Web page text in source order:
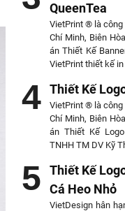
QueenTea
VietPrint ® là công
Chí Minh, Biên
án Thiết Kế
VietPrint thiết kế in
Thiết Kế
VietPrint ® là công
Chí Minh, Biên
án Thiết Kế
TNHH TM DV Kỹ
Thiết Kế
Cá Heo Nhỏ
VietDesign hân